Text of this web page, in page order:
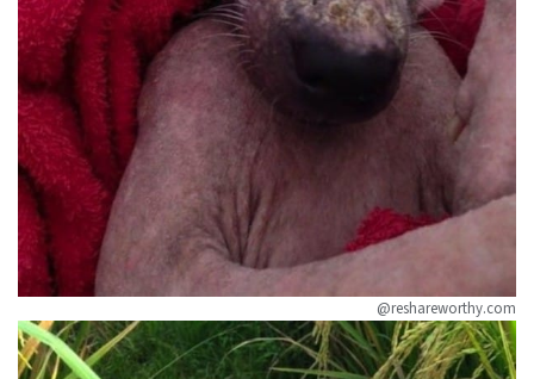
@reshareworthy.com